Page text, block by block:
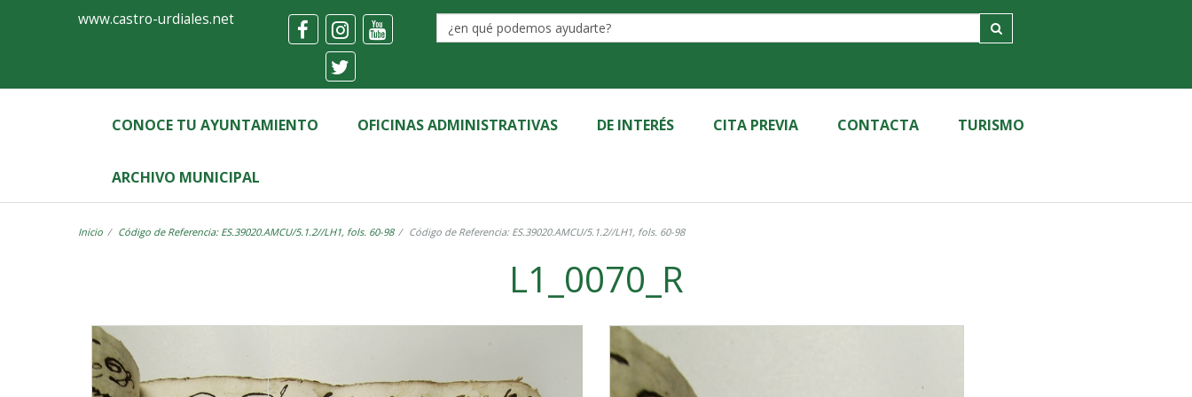
Ayuntamiento
Castro-
Urdiales
www.castro-urdiales.net
CONOCE TU AYUNTAMIENTO OFICINAS ADMINISTRATIVAS DE INTERÉS CITA PREVIA CONTACTA TURISMO
ARCHIVO MUNICIPAL
Inicio Código de Referencia: ES.39020.AMCU/5.1.2//LH1, fols. 60-98 Código de Referencia: ES.39020.AMCU/5.1.2//LH1, fols. 60-98
L1_0070_R